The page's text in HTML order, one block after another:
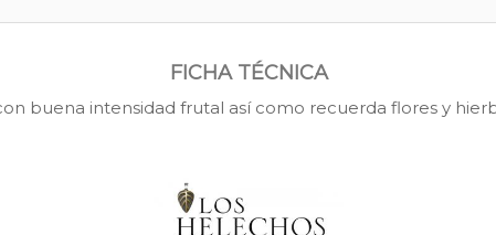
FICHA TÉCNICA
buena intensidad frutal así como recuerda flores y